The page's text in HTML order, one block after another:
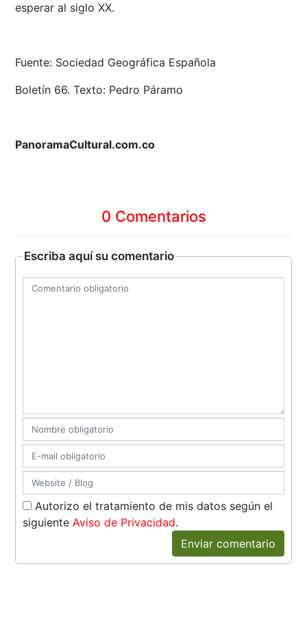
esperar al siglo XX.
Fuente: Sociedad Geográfica Española
Boletín 66. Texto: Pedro Páramo
PanoramaCultural.com.co
0 Comentarios
Escriba aquí su comentario
Autorizo el tratamiento de mis datos según el
siguienteAviso de Privacidad.
Enviar comentario